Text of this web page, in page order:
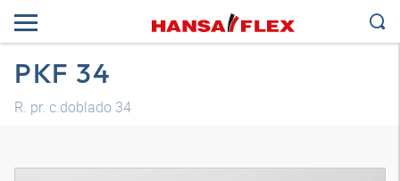
PKF 34
R. pr. c.doblado 34